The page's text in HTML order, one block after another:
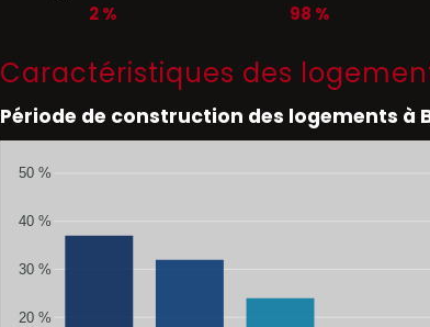
2 %
98 %
Caractéristiques des
Période de construction des logements à
50 %
40 %
30 %
20 %